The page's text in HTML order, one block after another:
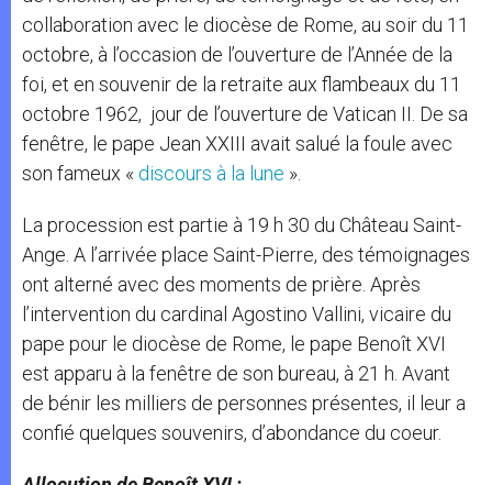
collaboration avec le diocèse de Rome, au soir du 11
octobre, à l’occasion de l’ouverture de l’Année de la
foi, et en souvenir de la retraite aux flambeaux du 11
octobre 1962, jour de l’ouverture de Vatican II. De sa
fenêtre, le pape Jean XXIII avait salué la foule avec
son fameux « discours à la lune ».
La procession est partie à 19 h 30 du Château Saint-
Ange. A l’arrivée place Saint-Pierre, des témoignages
ont alterné avec des moments de prière. Après
l’intervention du cardinal Agostino Vallini, vicaire du
pape pour le diocèse de Rome, le pape Benoît XVI
est apparu à la fenêtre de son bureau, à 21 h. Avant
de bénir les milliers de personnes présentes, il leur a
confié quelques souvenirs, d’abondance du coeur.